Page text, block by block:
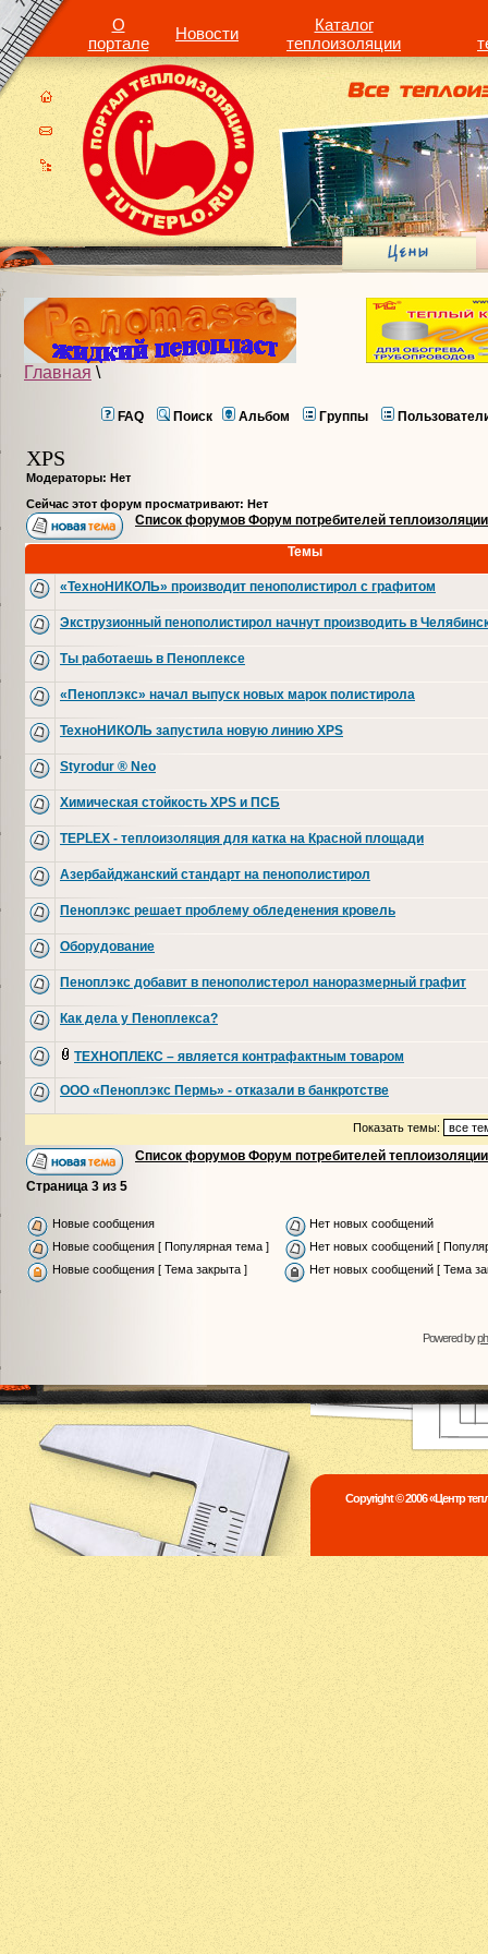
О
портале
Новости
Каталог
теплоизоляции
Главная \
FAQ Поиск Альбом Группы
XPS
Модераторы: Нет
Сейчас этот форум просматривают: Нет
Список форумов Форум потребителей теплоизоляции
Темы
«ТехноНИКОЛЬ» производит пенополистирол с графитом
Экструзионный пенополистирол начнут производить в
Ты работаешь в Пеноплексе
«Пеноплэкс» начал выпуск новых марок полистирола
ТехноНИКОЛЬ запустила новую линию XPS
Styrodur ® Neo
Химическая стойкость XPS и ПСБ
TEPLEX - теплоизоляция для катка на Красной площади
Азербайджанский стандарт на пенополистирол
Пеноплэкс решает проблему обледенения кровель
Оборудование
Пеноплэкс добавит в пенополистерол наноразмерный графит
Как дела у Пеноплекса?
ТЕХНОПЛЕКС – является контрафактным товаром
ООО «Пеноплэкс Пермь» - отказали в банкротстве
Показать темы:
Список форумов Форум потребителей теплоизоляции
Страница 3 из 5
Новые сообщения
Нет новых сообщений
Новые сообщения [ Популярная тема ]
Нет новых сообщений [
Новые сообщения [ Тема закрыта ]
Нет новых сообщений [ Тема
Powered by
Copyright © 2006 «Центр